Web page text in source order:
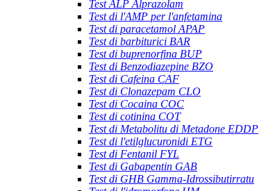
Test ALP Alprazolam
Test di l'AMP per l'anfetamina
Test di paracetamol APAP
Test di barbiturici BAR
Test di buprenorfina BUP
Test di Benzodiazepine BZO
Test di Cafeina CAF
Test di Clonazepam CLO
Test di Cocaina COC
Test di cotinina COT
Test di Metabolitu di Metadone EDDP
Test di l'etilglucuronidi ETG
Test di Fentanil FYL
Test di Gabapentin GAB
Test di GHB Gamma-Idrossibutirratu